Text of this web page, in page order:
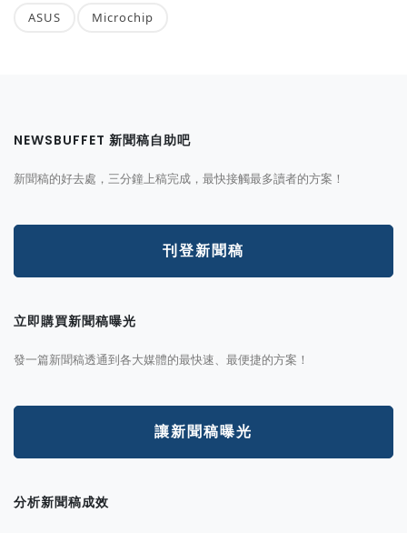
ASUS Microchip
NEWSBUFFET 新聞稿自助吧
新聞稿的好去處，三分鐘上稿完成，最快接觸最多讀者的方案！
刊登新聞稿
立即購買新聞稿曝光
發一篇新聞稿透通到各大媒體的最快速、最便捷的方案！
讓新聞稿曝光
分析新聞稿成效